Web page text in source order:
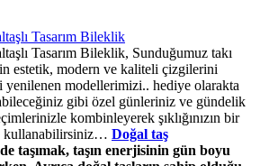
Tasarım Bileklik
Tasarım Bileklik, Sunduğumuz takı
estetik, modern ve kaliteli çizgilerini
yenilenen modellerimizi.. hediye olarakta
gibi özel günleriniz ve gündelik
kombinleyerek şıklığınızın bir
kullanabilirsiniz… Doğal taş
taşımak, taşın enerjisinin gün boyu